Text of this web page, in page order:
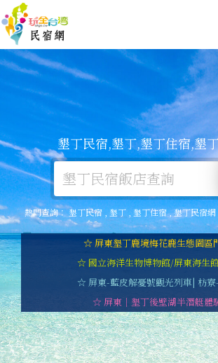
墾丁民宿,墾丁,墾丁住宿,墾
熱門查詢：墾丁民宿 ,墾丁,墾丁住宿,墾丁民宿網
☆ 屏東墾丁鹿境梅花鹿生態園區
☆ 國立海洋生物博物館/屏東海生
☆ 屏東-藍皮解憂號觀光列車| 枋寮
☆ 屏東｜墾丁後壁湖半潛艇體